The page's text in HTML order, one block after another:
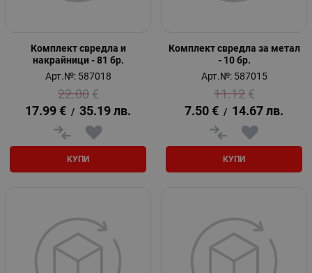
Комплект свредла и
накрайници - 81 бр.
Арт.№: 587018
22.00 €
17.99 € / 35.19 лв.
КУПИ
Комплект свредла за метал
- 10 бр.
Арт.№: 587015
11.12 €
7.50 € / 14.67 лв.
КУПИ